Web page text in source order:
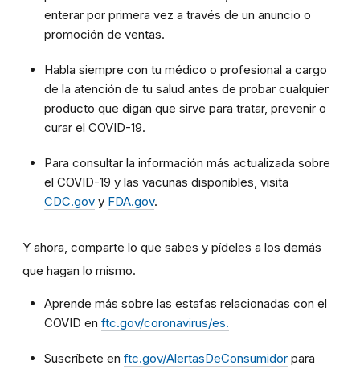
enterar por primera vez a través de un anuncio o
promoción de ventas.
Habla siempre con tu médico o profesional a cargo
de la atención de tu salud antes de probar cualquier
producto que digan que sirve para tratar, prevenir o
curar el COVID-19.
Para consultar la información más actualizada sobre
el COVID-19 y las vacunas disponibles, visita
CDC.gov y FDA.gov.
Y ahora, comparte lo que sabes y pídeles a los demás
que hagan lo mismo.
Aprende más sobre las estafas relacionadas con el
COVID en ftc.gov/coronavirus/es.
Suscríbete en ftc.gov/AlertasDeConsumidor para